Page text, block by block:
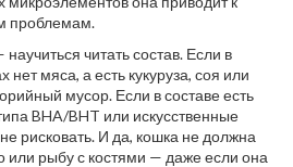
проблемам.
читать состав. Если в
нет мяса, а есть кукуруза, соя или
мусор. Если в составе есть
BHA/BHT или искусственные
рисковать. И да, кошка не должна
или рыбу с костями — даже если она